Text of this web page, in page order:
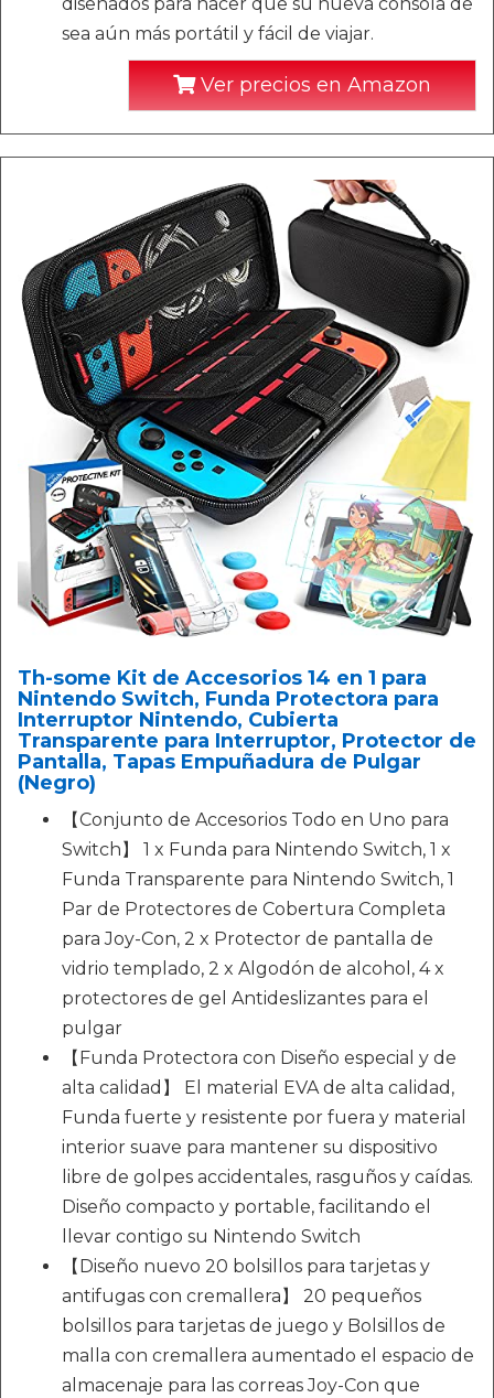
diseñados para hacer que su nueva consola de
sea aún más portátil y fácil de viajar.
Ver precios en Amazon
Th-some Kit de Accesorios 14 en 1 para
Nintendo Switch, Funda Protectora para
Interruptor Nintendo, Cubierta
Transparente para Interruptor, Protector de
Pantalla, Tapas Empuñadura de Pulgar
(Negro)
【Conjunto de Accesorios Todo en Uno para
Switch】 1 x Funda para Nintendo Switch, 1 x
Funda Transparente para Nintendo Switch, 1
Par de Protectores de Cobertura Completa
para Joy-Con, 2 x Protector de pantalla de
vidrio templado, 2 x Algodón de alcohol, 4 x
protectores de gel Antideslizantes para el
pulgar
【Funda Protectora con Diseño especial y de
alta calidad】 El material EVA de alta calidad,
Funda fuerte y resistente por fuera y material
interior suave para mantener su dispositivo
libre de golpes accidentales, rasguños y caídas.
Diseño compacto y portable, facilitando el
llevar contigo su Nintendo Switch
【Diseño nuevo 20 bolsillos para tarjetas y
antifugas con cremallera】 20 pequeños
bolsillos para tarjetas de juego y Bolsillos de
malla con cremallera aumentado el espacio de
almacenaje para las correas Joy-Con que